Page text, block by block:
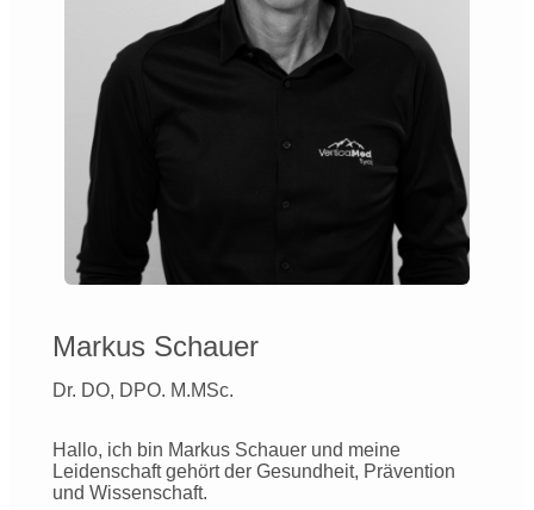
Markus Schauer
Dr. DO, DPO. M.MSc.
Hallo, ich bin Markus Schauer und meine
Leidenschaft gehört der Gesundheit, Prävention
und Wissenschaft.